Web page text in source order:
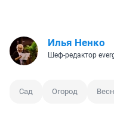
Илья Ненко
Шеф-редактор
Сад Огород